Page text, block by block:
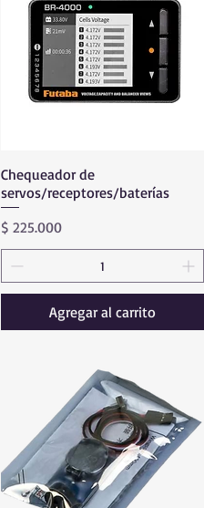
Vista rápida
Chequeador de
servos/receptores/baterías
Precio
$ 225.000
Agregar al carrito